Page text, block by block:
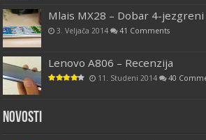
Mlais MX28 – Dobar 4-
3. Veljača 2014 41 Comments
Lenovo A806 – Recenzija
11. Studeni 2014 40
Novosti